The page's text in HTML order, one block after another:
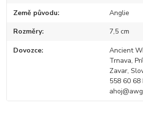
Země původu Anglie
Rozměry 7,5 cm
Dovozce
Ancient
Trnava,
Zavar,
558 60 68